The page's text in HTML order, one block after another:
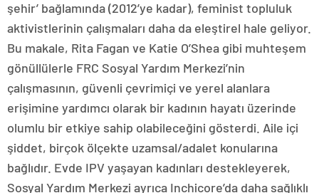
bağlıdır. Evde IPV yaşayan kadınları destekleyerek,
Sosyal Yardım Merkezi ayrıca Inchicore’da daha sağlıklı
bir topluluk oluşturur ve aynı zamanda şehir ve
İrlanda’daki vawe yaygınlığına dikkat çekerken,
uluslararası eylemlerle küresel olarak diğer feminist
aktivistlerle dayanışma ile bağlantı kurar.
– Liz Brophy
Liz Brophy is a Postgraduate Diploma student in the
Onaylar